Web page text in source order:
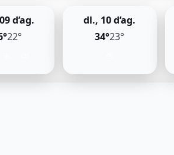
d’ag.
22°
dl., 10 d’ag.
34°23°